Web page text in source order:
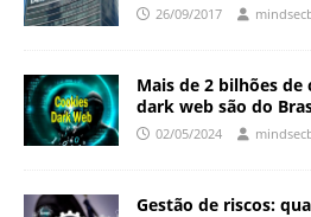
26/09/2017
Mais de 2 bilhões de
dark web são do
02/05/2024
Gestão de riscos: